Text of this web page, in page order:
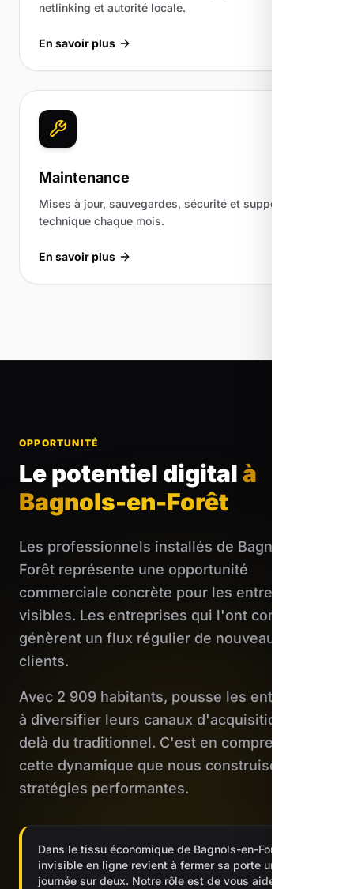
netlinking et autorité locale.
En savoir plus
Maintenance
Mises à jour, sauvegardes, sécurité et support
technique chaque mois.
En savoir plus
OPPORTUNITÉ
Le potentiel digitalà
Bagnols-en-Forêt
Les professionnels installés de Bagnols-en-
Forêt représente une opportunité
commerciale concrète pour les entreprises
visibles. Les entreprises qui l'ont compris
génèrent un flux régulier de nouveaux
clients.
Avec 2 909 habitants, pousse les entreprises
à diversifier leurs canaux d'acquisition au-
delà du traditionnel. C'est en comprenant
cette dynamique que nous construisons des
stratégies performantes.
Dans le tissu économique de Bagnols-en-Forêt, être
invisible en ligne revient à fermer sa porte une
journée sur deux. Notre rôle est de vous aider à en